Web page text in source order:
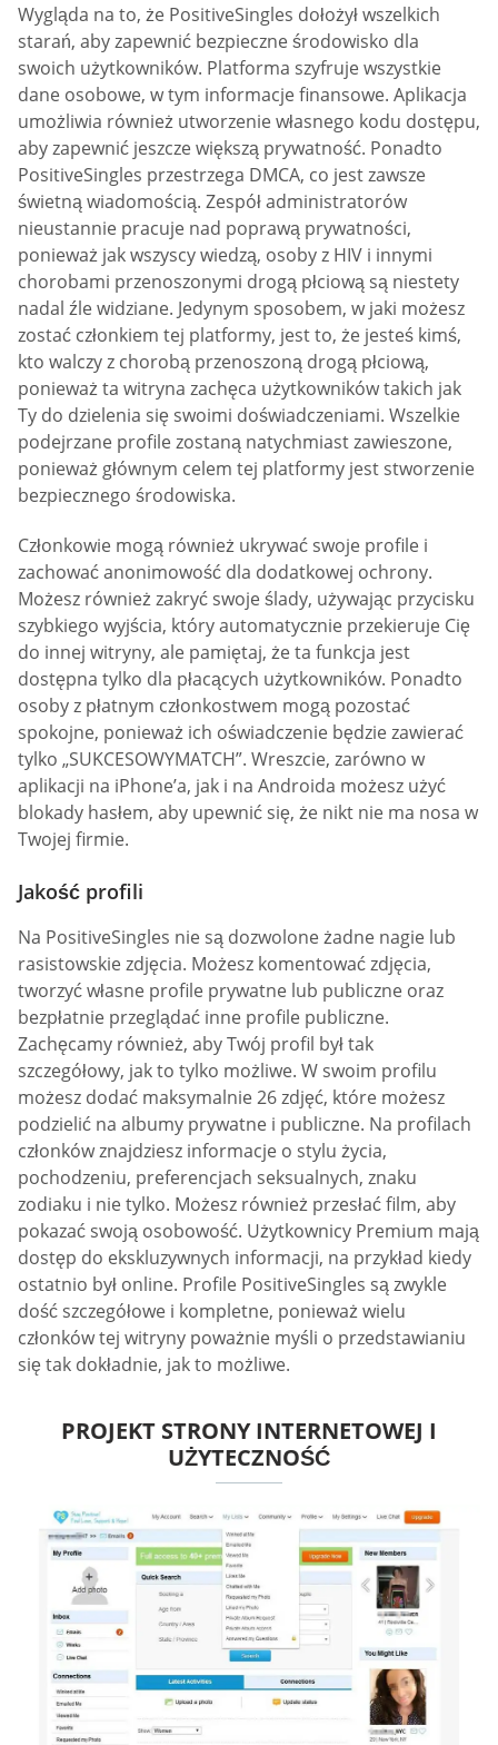
Wygląda na to, że PositiveSingles dołożył wszelkich
starań, aby zapewnić bezpieczne środowisko dla
swoich użytkowników. Platforma szyfruje wszystkie
dane osobowe, w tym informacje finansowe. Aplikacja
umożliwia również utworzenie własnego kodu dostępu,
aby zapewnić jeszcze większą prywatność. Ponadto
PositiveSingles przestrzega DMCA, co jest zawsze
świetną wiadomością. Zespół administratorów
nieustannie pracuje nad poprawą prywatności,
ponieważ jak wszyscy wiedzą, osoby z HIV i innymi
chorobami przenoszonymi drogą płciową są niestety
nadal źle widziane. Jedynym sposobem, w jaki możesz
zostać członkiem tej platformy, jest to, że jesteś kimś,
kto walczy z chorobą przenoszoną drogą płciową,
ponieważ ta witryna zachęca użytkowników takich jak
Ty do dzielenia się swoimi doświadczeniami. Wszelkie
podejrzane profile zostaną natychmiast zawieszone,
ponieważ głównym celem tej platformy jest stworzenie
bezpiecznego środowiska.
Członkowie mogą również ukrywać swoje profile i
zachować anonimowość dla dodatkowej ochrony.
Możesz również zakryć swoje ślady, używając przycisku
szybkiego wyjścia, który automatycznie przekieruje Cię
do innej witryny, ale pamiętaj, że ta funkcja jest
dostępna tylko dla płacących użytkowników. Ponadto
osoby z płatnym członkostwem mogą pozostać
spokojne, ponieważ ich oświadczenie będzie zawierać
tylko „SUKCESOWYMATCH”. Wreszcie, zarówno w
aplikacji na iPhone’a, jak i na Androida możesz użyć
blokady hasłem, aby upewnić się, że nikt nie ma nosa w
Twojej firmie.
Jakość profili
Na PositiveSingles nie są dozwolone żadne nagie lub
rasistowskie zdjęcia. Możesz komentować zdjęcia,
tworzyć własne profile prywatne lub publiczne oraz
bezpłatnie przeglądać inne profile publiczne.
Zachęcamy również, aby Twój profil był tak
szczegółowy, jak to tylko możliwe. W swoim profilu
możesz dodać maksymalnie 26 zdjęć, które możesz
podzielić na albumy prywatne i publiczne. Na profilach
członków znajdziesz informacje o stylu życia,
pochodzeniu, preferencjach seksualnych, znaku
zodiaku i nie tylko. Możesz również przesłać film, aby
pokazać swoją osobowość. Użytkownicy Premium mają
dostęp do ekskluzywnych informacji, na przykład kiedy
ostatnio był online. Profile PositiveSingles są zwykle
dość szczegółowe i kompletne, ponieważ wielu
członków tej witryny poważnie myśli o przedstawianiu
się tak dokładnie, jak to możliwe.
PROJEKT STRONY INTERNETOWEJ I
UŻYTECZNOŚĆ